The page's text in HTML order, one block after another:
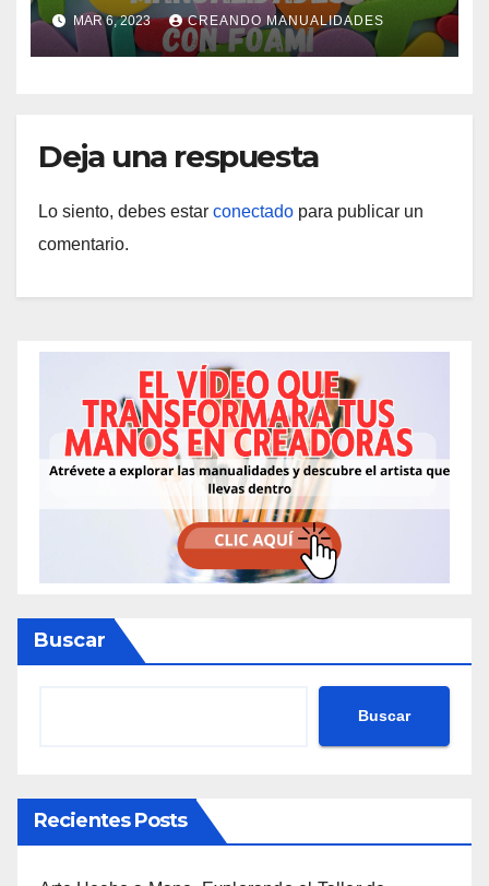
MAR 6, 2023 CREANDO MANUALIDADES
Deja una respuesta
Lo siento, debes estar conectado para publicar un
comentario.
Buscar
Buscar
Recientes Posts